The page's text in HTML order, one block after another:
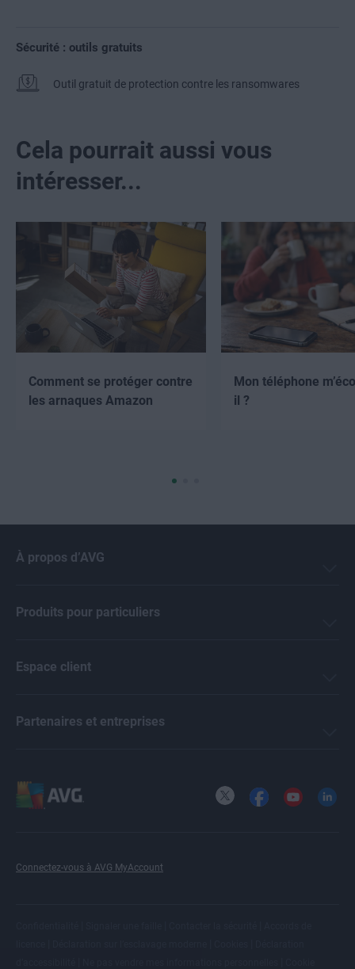
Sécurité : outils gratuits
Outil gratuit de protection contre les ransomwares
Cela pourrait aussi vous
intéresser...
Comment se protéger contre
les arnaques Amazon
Mon téléphone
il ?
À propos d’AVG
Produits pour particuliers
Espace client
Partenaires et entreprises
Connectez-vous à AVG MyAccount